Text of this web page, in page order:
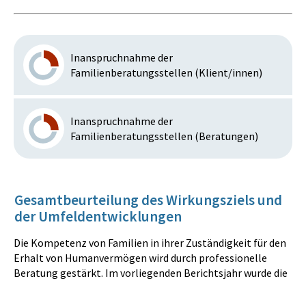
Inanspruchnahme der
Familienberatungsstellen (Klient/innen)
Inanspruchnahme der
Familienberatungsstellen (Beratungen)
Gesamtbeurteilung des Wirkungsziels und
der Umfeldentwicklungen
Die Kompetenz von Familien in ihrer Zuständigkeit für den
Erhalt von Humanvermögen wird durch professionelle
Beratung gestärkt. Im vorliegenden Berichtsjahr wurde die